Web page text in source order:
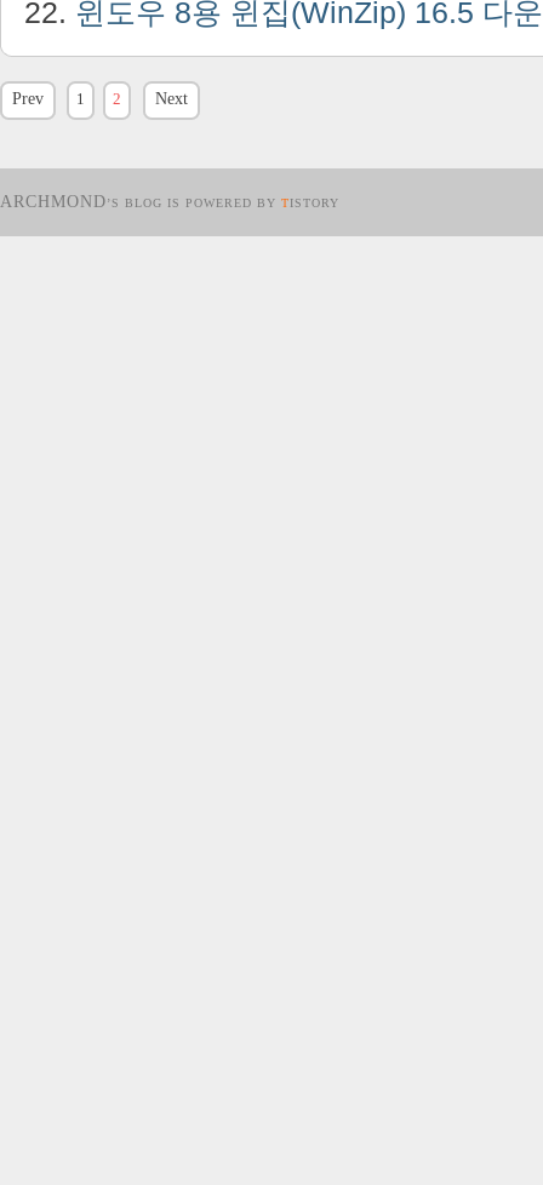
윈도우 8용 윈집(WinZip) 16.5 다
Prev 1 2 Next
ARCHMOND’S BLOG IS POWERED BY TISTORY